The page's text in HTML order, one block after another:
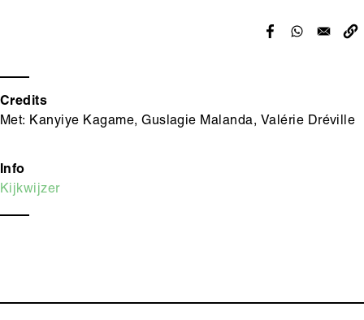
Credits
Met: Kanyiye Kagame, Guslagie Malanda, Valérie Dréville
Info
Kijkwijzer